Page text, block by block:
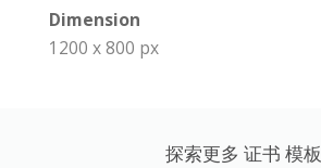
Dimension
1200 x 800 px
探索更多 证书 模板